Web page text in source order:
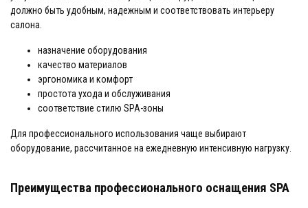
должно быть удобным, надежным и соответствовать интерьеру
салона.
назначение оборудования
качество материалов
эргономика и комфорт
простота ухода и обслуживания
соответствие стилю SPA-зоны
Для профессионального использования чаще выбирают
оборудование, рассчитанное на ежедневную интенсивную нагрузку.
Преимущества профессионального оснащения SPA